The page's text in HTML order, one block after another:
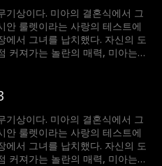
기상이다. 미아의 결혼식에서 그
안 룰렛이라는 사랑의 테스트에
에서 그녀를 납치했다. 자신의 도
커져가는 놀란의 매력, 미아는
기상이다. 미아의 결혼식에서 그
안 룰렛이라는 사랑의 테스트에
에서 그녀를 납치했다. 자신의 도
커져가는 놀란의 매력, 미아는